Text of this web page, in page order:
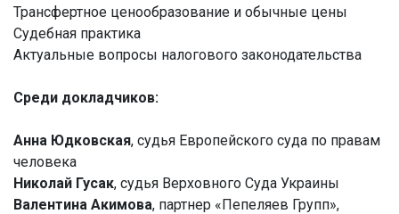
Трансфертное ценообразование и обычные цены
Судебная практика
Актуальные вопросы налогового законодательства
Среди докладчиков:
Анна Юдковская, судья Европейского суда по правам
человека
Николай Гусак, судья Верховного Суда Украины
Валентина Акимова, партнер «Пепеляев Групп»,